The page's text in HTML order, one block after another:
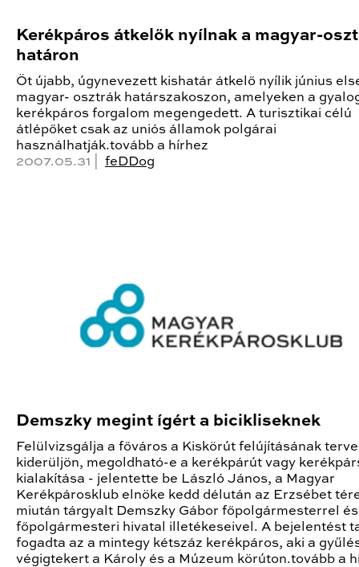
Kerékpáros átkelők nyílnak a magyar-
határon
Öt újabb, úgynevezett kishatár átkelő nyílik június
magyar- osztrák határszakoszon, amelyeken a
kerékpáros forgalom megengedett. A turisztikai célú
átlépőket csak az uniós államok polgárai
használhatják.tovább a hírhez
2007.05.31 | feDDog
Demszky megint ígért a bicikliseknek
Felülvizsgálja a főváros a Kiskörút felújításának
kiderüljön, megoldható-e a kerékpárút vagy
kialakítása - jelentette be László János, a Magyar
Kerékpárosklub elnöke kedd délután az Erzsébet
miután tárgyalt Demszky Gábor főpolgármesterrel
főpolgármesteri hivatal illetékeseivel. A bejelentést
fogadta az a mintegy kétszáz kerékpáros, aki a
végigtekert a Károly és a Múzeum körúton.tovább a